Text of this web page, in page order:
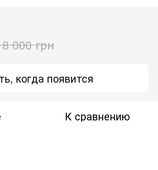
000 грн
когда появится
К сравнению